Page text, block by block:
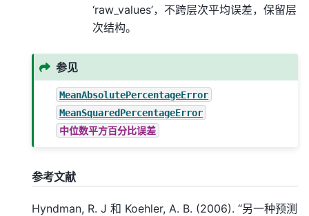
‘raw_values’，不跨层次平均误差，保留层
次结构。
参见
MeanAbsolutePercentageError
MeanSquaredPercentageError
中位数平方百分比误差
参考文献
Hyndman, R. J 和 Koehler, A. B. (2006). “另一种预测